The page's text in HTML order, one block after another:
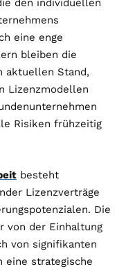
den individuellen
eine enge
bleiben die
aktuellen Stand,
Lizenzmodellen
Risiken frühzeitig
besteht
Lizenzverträge
Die
von der Einhaltung
von signifikanten
eine strategische